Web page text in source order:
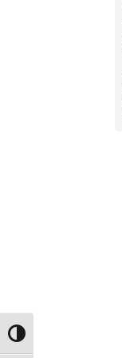
Toggle High